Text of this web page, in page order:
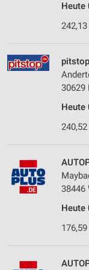
Heute
30629
Heute
38446
Heute